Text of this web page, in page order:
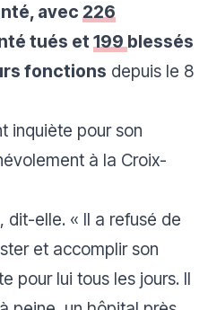
avec 226
tués et 199blessés
fonctions depuis le 8
inquiète pour son
à la Croix-
, dit-elle. « Il a refusé de
et accomplir son
pour lui tous les jours. Il